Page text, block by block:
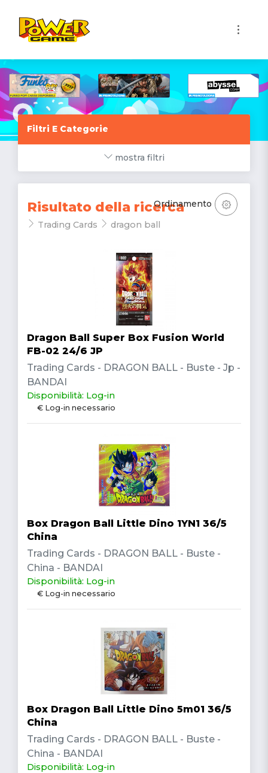
Filtri E Categorie
mostra filtri
Risultato della ricerca
Trading Cards dragon ball
Ordinamento
Dragon Ball Super Box Fusion World
FB-02 24/6 JP
Trading Cards - DRAGON BALL - Buste - Jp -
BANDAI
Disponibilità: Log-in
€ Log-in necessario
Box Dragon Ball Little Dino 1YN1 36/5
China
Trading Cards - DRAGON BALL - Buste -
China - BANDAI
Disponibilità: Log-in
€ Log-in necessario
Box Dragon Ball Little Dino 5m01 36/5
China
Trading Cards - DRAGON BALL - Buste -
China - BANDAI
Disponibilità: Log-in